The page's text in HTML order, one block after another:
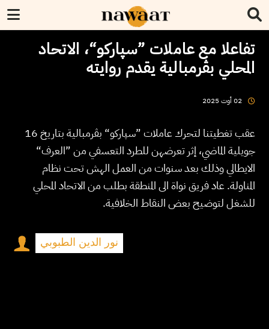
تفاعلا مع عاملات ”سپاركو“، الاتحاد
المحلي بڤرمبالية يقدم روايته
02أوت2025
عقب تغطيتنا لتحرك عاملات ”سپاركو“ بڤرمبالية بتاريخ 16
جويلية الماضي، إثر تعرضهن للطرد التعسفي من ”العرف“
الايطالي وذلك بعد سنوات من العمل الهش تحت نظام
المناولة. عاد فريق نواة الى المنطقة بطلب من الاتحاد المحلي
للشغل لتوضيح بعض النقاط الخلافية.
نور الدين الطبوبي